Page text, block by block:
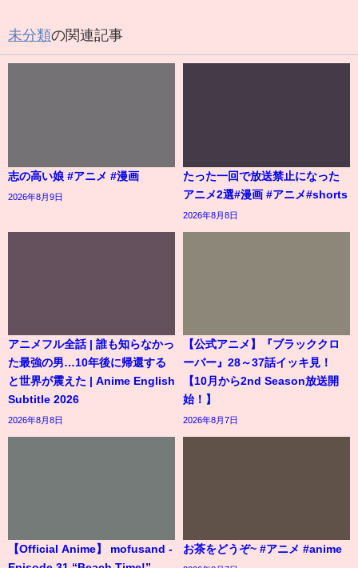
未分類の関連記事
志の高い娘 #アニメ #漫画
2026年8月9日
たった一回で放送禁止になった
アニメ2選#漫画 #アニメ#shorts
2026年8月8日
アニメフル全話 | 誰も知らなかっ
た最強の男…10年後に帰還する
と世界が震えた | Anime English
Subtitle 2026
2026年8月8日
【公式アニメ】『ブラッククロ
ーバー』28～37話イッキ見！
【10月から2nd Season放送開
始！】
2026年8月7日
【Official Anime】 mofusand -
お茶をどうぞ~ #アニメ #anime